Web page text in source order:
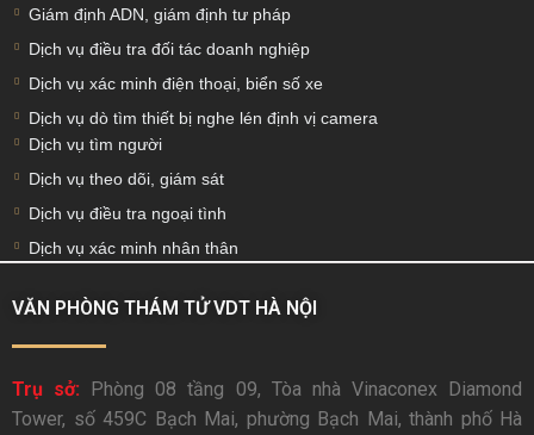
Giám định ADN, giám định tư pháp
Dịch vụ điều tra đối tác doanh nghiệp
Dịch vụ xác minh điện thoại, biển số xe
Dịch vụ dò tìm thiết bị nghe lén định vị camera
Dịch vụ tìm người
Dịch vụ theo dõi, giám sát
Dịch vụ điều tra ngoại tình
Dịch vụ xác minh nhân thân
VĂN PHÒNG THÁM TỬ VDT HÀ NỘI
Trụ sở: Phòng 08 tầng 09, Tòa nhà Vinaconex Diamond
Tower, số 459C Bạch Mai, phường Bạch Mai, thành phố Hà